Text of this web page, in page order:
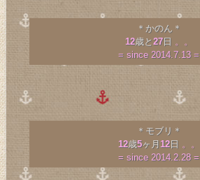
＊かのん＊
12歳と27日 。。
= since 2014.7.13 =
＊モブリ＊
12歳5ヶ月 12日 。。
= since 2014.2.28 =